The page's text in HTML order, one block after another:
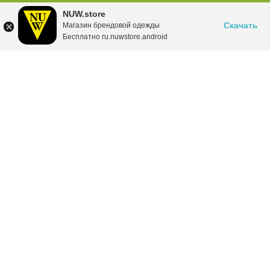
NUW.store
Магазин брендовой одежды
Бесплатно ru.nuwstore.android
Скачать